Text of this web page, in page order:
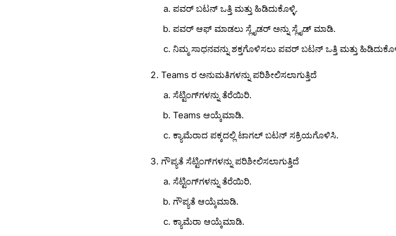
ಪವರ್ ಬಟನ್ ಒತ್ತಿ ಮತ್ತು ಹಿಡಿದುಕೊಳ್ಳಿ.
ಪವರ್ ಆಫ್ ಮಾಡಲು ಸ್ಲೈಡರ್ ಅನ್ನು ಸ್ಲೈಡ್ ಮಾಡಿ.
ನಿಮ್ಮ ಸಾಧನವನ್ನು ಶಕ್ತಗೊಳಿಸಲು ಪವರ್ ಬಟನ್ ಒತ್ತಿ ಮತ್ತು
Teams ರ ಅನುಮತಿಗಳನ್ನು ಪರಿಶೀಲಿಸಲಾಗುತ್ತಿದೆ
ಸೆಟ್ಟಿಂಗ್‌ಗಳನ್ನು ತೆರೆಯಿರಿ.
Teams ಆಯ್ಕೆಮಾಡಿ.
ಕ್ಯಾಮೆರಾದ ಪಕ್ಕದಲ್ಲಿ ಟಾಗಲ್ ಬಟನ್ ಸಕ್ರಿಯಗೊಳಿಸಿ.
ಗೌಪ್ಯತೆ ಸೆಟ್ಟಿಂಗ್‌ಗಳನ್ನು ಪರಿಶೀಲಿಸಲಾಗುತ್ತಿದೆ
ಸೆಟ್ಟಿಂಗ್‌ಗಳನ್ನು ತೆರೆಯಿರಿ.
ಗೌಪ್ಯತೆ ಆಯ್ಕೆಮಾಡಿ.
ಕ್ಯಾಮೆರಾ ಆಯ್ಕೆಮಾಡಿ.